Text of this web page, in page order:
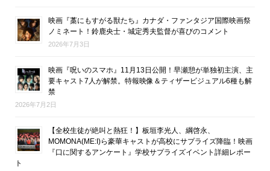
映画『藁にもすがる獣たち』カナダ・ファンタジア国際映画祭
ノミネート！鈴鹿央士・城定秀夫監督が喜びのコメント
2026年7月3日
映画『呪いのスマホ』11月13日公開！早瀬憩が単独初主演、主
要キャスト7人が解禁。特報映像＆ティザービジュアル6種も解
禁
2026年7月2日
【全校生徒が絶叫と熱狂！】板垣李光人、綱啓永、
MOMONA(ME:I)ら豪華キャストが高校にサプライズ降臨！映画
『口に関するアンケート』学校サプライズイベント詳細レポー
ト